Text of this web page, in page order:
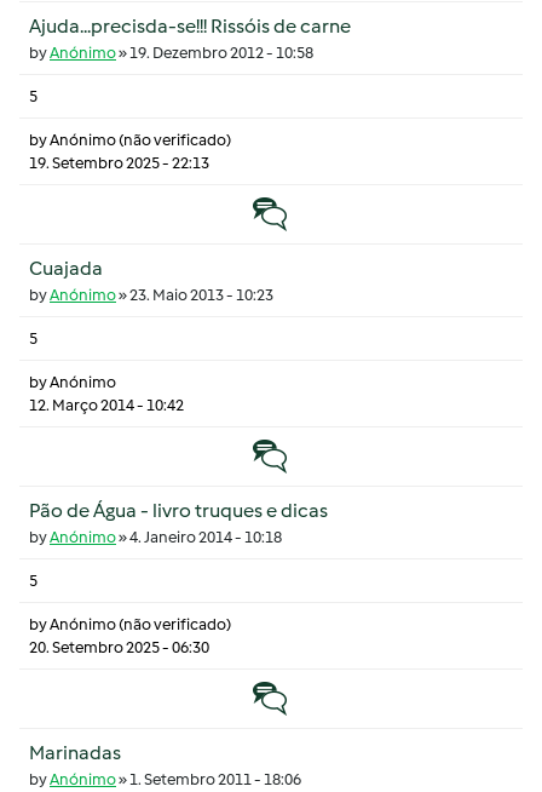
Ajuda...precisda-se!!! Rissóis de carne
byAnónimo»19. Dezembro 2012 - 10:58
5
byAnónimo (não verificado)
19. Setembro 2025 - 22:13
Tópico normal
Cuajada
byAnónimo»23. Maio 2013 - 10:23
5
byAnónimo
12. Março 2014 - 10:42
Tópico normal
Pão de Água - livro truques e dicas
byAnónimo»4. Janeiro 2014 - 10:18
5
byAnónimo (não verificado)
20. Setembro 2025 - 06:30
Tópico normal
Marinadas
byAnónimo»1. Setembro 2011 - 18:06